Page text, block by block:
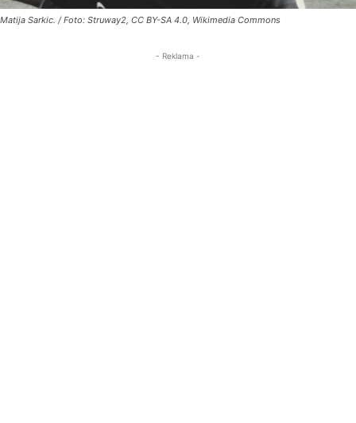
Matija Sarkic. / Foto: Struway2, CC BY-SA 4.0, Wikimedia Commons
- Reklama -